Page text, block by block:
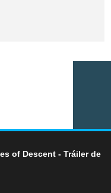
of Descent - Tráiler de